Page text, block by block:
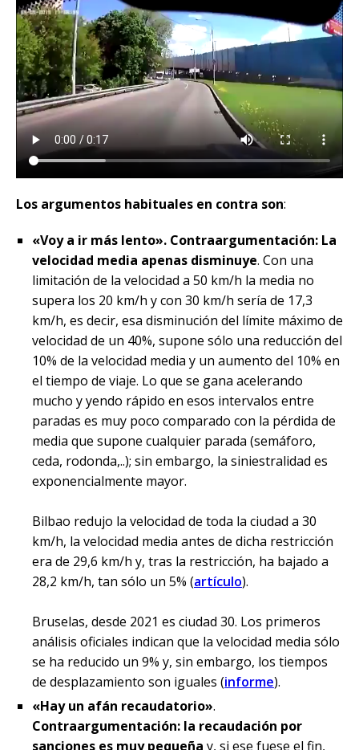
Los argumentos habituales en contra son:
«Voy a ir más lento». Contraargumentación: La
velocidad media apenas disminuye. Con una
limitación de la velocidad a 50 km/h la media no
supera los 20 km/h y con 30 km/h sería de 17,3
km/h, es decir, esa disminución del límite máximo de
velocidad de un 40%, supone sólo una reducción del
10% de la velocidad media y un aumento del 10% en
el tiempo de viaje. Lo que se gana acelerando
mucho y yendo rápido en esos intervalos entre
paradas es muy poco comparado con la pérdida de
media que supone cualquier parada (semáforo,
ceda, rodonda,..); sin embargo, la siniestralidad es
exponencialmente mayor.
Bilbao redujo la velocidad de toda la ciudad a 30
km/h, la velocidad media antes de dicha restricción
era de 29,6 km/h y, tras la restricción, ha bajado a
28,2 km/h, tan sólo un 5% (artículo).
Bruselas, desde 2021 es ciudad 30. Los primeros
análisis oficiales indican que la velocidad media sólo
se ha reducido un 9% y, sin embargo, los tiempos
de desplazamiento son iguales (informe).
«Hay un afán recaudatorio».
Contraargumentación: la recaudación por
sanciones es muy pequeña y, si ese fuese el fin,